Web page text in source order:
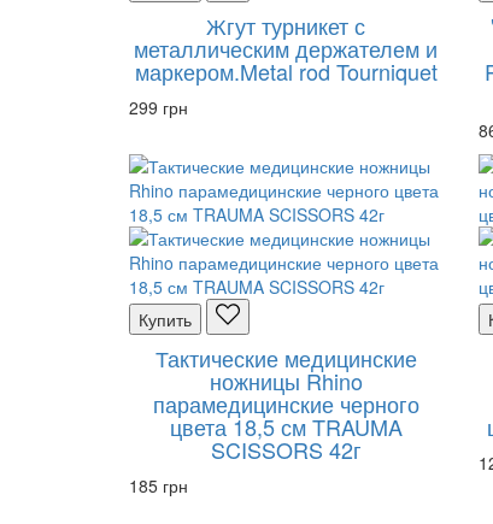
Жгут турникет с
металлическим держателем и
маркером.Metal rod Tourniquet
299 грн
Купить
Тактические медицинские
ножницы Rhino
парамедицинские черного
цвета 18,5 см TRAUMA
SCISSORS 42г
185 грн